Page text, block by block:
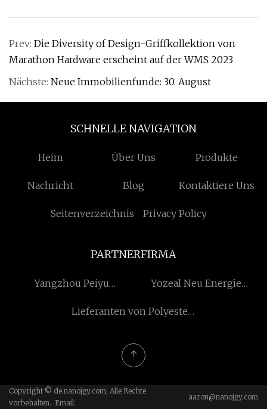
Prev: Die Diversity of Design-Griffkollektion von
Marathon Hardware erscheint auf der WMS 2023
Nächste: Neue Immobilienfunde: 30. August
SCHNELLE NAVIGATION
Heim Über Uns Produkte
Nachricht Blog Kontaktiere Uns
Seitenverzeichnis Privacy Policy
PARTNERFIRMA
Yangzhou Peiyu
Yozeal Neu Energie
Lieferanten von Polyester-
Copyright © de.nanojgy.com, Alle Rechte
vorbehalten. Email:
aaron@nanojgy.com